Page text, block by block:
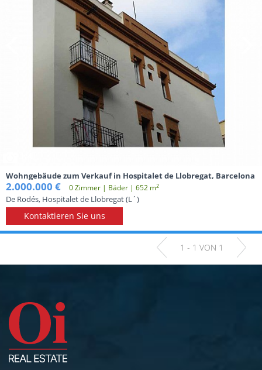
Wohngebäude zum Verkauf in Hospitalet de Llobregat, Barcelona
2.000.000 € 0 Zimmer | Вäder | 652 m2
De Rodés, Hospitalet de Llobregat (L´)
Kontaktieren Sie uns
1 - 1 VON 1